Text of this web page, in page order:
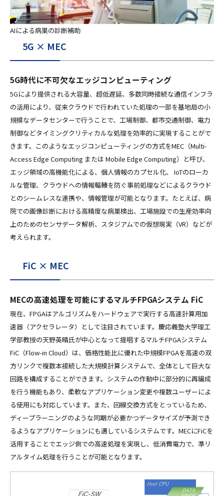
AIによる病巣の診断補助
5G × MEC
5G時代に不可欠なエッジコンピューティング
5Gにより提供される大容量、超低遅延、多数同時接続な通信インフラ
の活用により、従来クラウドで行われていた処理の一部を基地局の小
規模なデータセンターで行うことで、工場制御、都市交通制御、電力
制御などタイミングクリティカルな処理を効率的に実現することがで
きます。このようなエッジコンピューティングの方式をMEC（Multi-
Access Edge Computing または Mobile Edge Computing）と呼び、
エッジ領域の高機能化による、個人情報のカプセル化、 IoTのローカ
ルな管理、クラウドへの情報輻輳を防ぐ事前処理などによるクラウド
とのシームレスな連携や、情報管理が可能となります。たとえば、病
院での画像診断における高精度な病巣検出、工場施設での生産効率向
上のためのセンサデータ解析、スタジアムでの仮想現実（VR）などが
考えられます。
FiC × MEC
MECの高速処理を可能にするマルチFPGAシステム FiC
現在、FPGAはアルゴリズムをハードウェアで実行する高速計算用加
速器（アクセラレータ）として注目されています。慶応義塾大学理工
学部教授の天野英晴氏が中心となって提唱するマルチFPGAシステム
FiC（Flow-in Cloud）は、価格性能比に優れた中規模FPGAを高速の双
方リンクで複数本接続した大規模計算システムで、全体として巨大な
回路を構成することができます。システムの作動中に部分的に再編成
を行う機能もあり、柔軟なアプリケーション変更や複数ユーザーによ
る使用にも対応しています。また、回線交換方式をとっているため、
ディープラーニングのような同期が必要かつデータサイズが予測でき
るようなアプリケーションにも適しているシステムです。MECにFiCを
活用することでエッジ側での高速処理を実現し、低消費電力で、準リ
アルタイム処理を行うことが可能となります。